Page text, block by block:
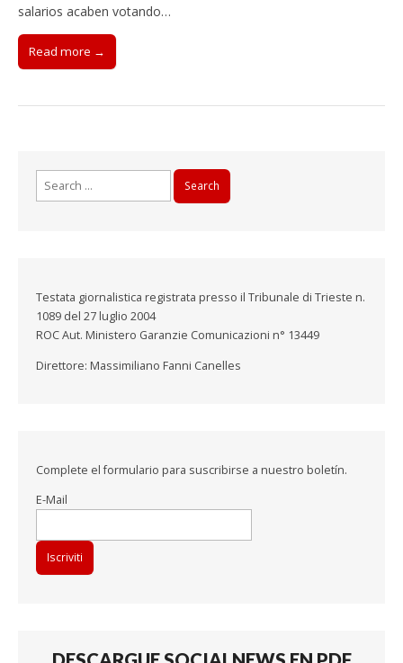
salarios acaben votando…
Read more →
Testata giornalistica registrata presso il Tribunale di Trieste n.
1089 del 27 luglio 2004
ROC Aut. Ministero Garanzie Comunicazioni n° 13449
Direttore: Massimiliano Fanni Canelles
Complete el formulario para suscribirse a nuestro boletín.
E-Mail